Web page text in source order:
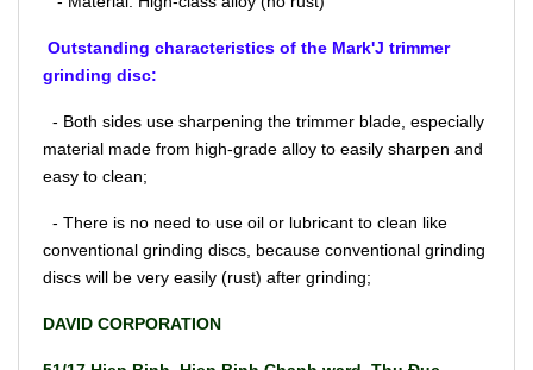
Outstanding characteristics of the Mark'J trimmer
grinding disc:
- Both sides use sharpening the trimmer blade, especially
material made from high-grade alloy to easily sharpen and
easy to clean;
- There is no need to use oil or lubricant to clean like
conventional grinding discs, because conventional grinding
discs will be very easily (rust) after grinding;
DAVID CORPORATION